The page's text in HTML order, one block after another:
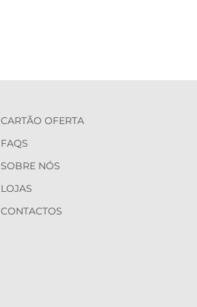
CARTÃO OFERTA
FAQS
SOBRE NÓS
LOJAS
CONTACTOS